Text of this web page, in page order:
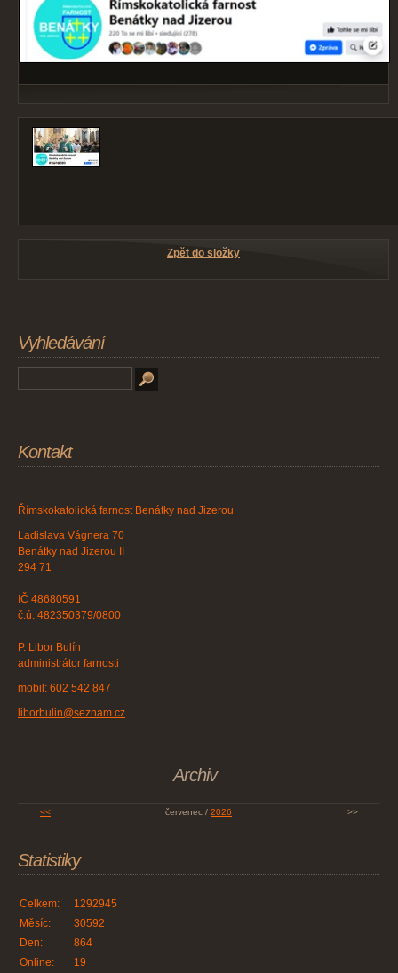
Zpět do složky
Vyhledávání
Kontakt
Římskokatolická farnost Benátky nad Jizerou
Ladislava Vágnera 70
Benátky nad Jizerou II
294 71
IČ 48680591
č.ú. 482350379/0800
P. Libor Bulín
administrátor farnosti
mobil: 602 542 847
liborbulin@seznam.cz
Archiv
<< červenec / 2026 >>
Statistiky
Online: 19
Celkem:
1292945
Měsíc:
30592
Den:
864